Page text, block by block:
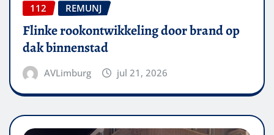
112 REMUNJ
Flinke rookontwikkeling door brand op
dak binnenstad
AVLimburg jul 21, 2026